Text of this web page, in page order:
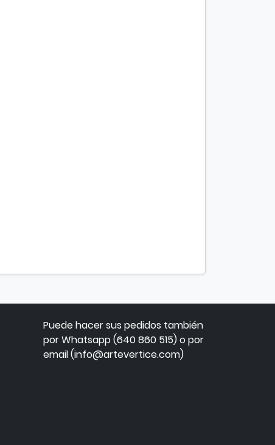
Puede hacer sus pedidos también
por Whatsapp (640 860 515) o por
email (info@artevertice.com)